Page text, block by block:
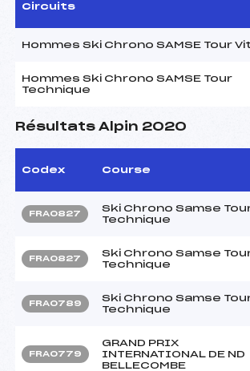
Circuits
Hommes Ski Chrono SAMSE Tour
Hommes Ski Chrono SAMSE Tour
Technique
Résultats Alpin 2020
Codex Course
FRA0827
Ski Chrono Samse
Technique
FRA0827
Ski Chrono Samse
Technique
FRA0789
Ski Chrono Samse
Technique
FRA0779
GRAND PRIX
INTERNATIONAL DE ND
BELLECOMBE